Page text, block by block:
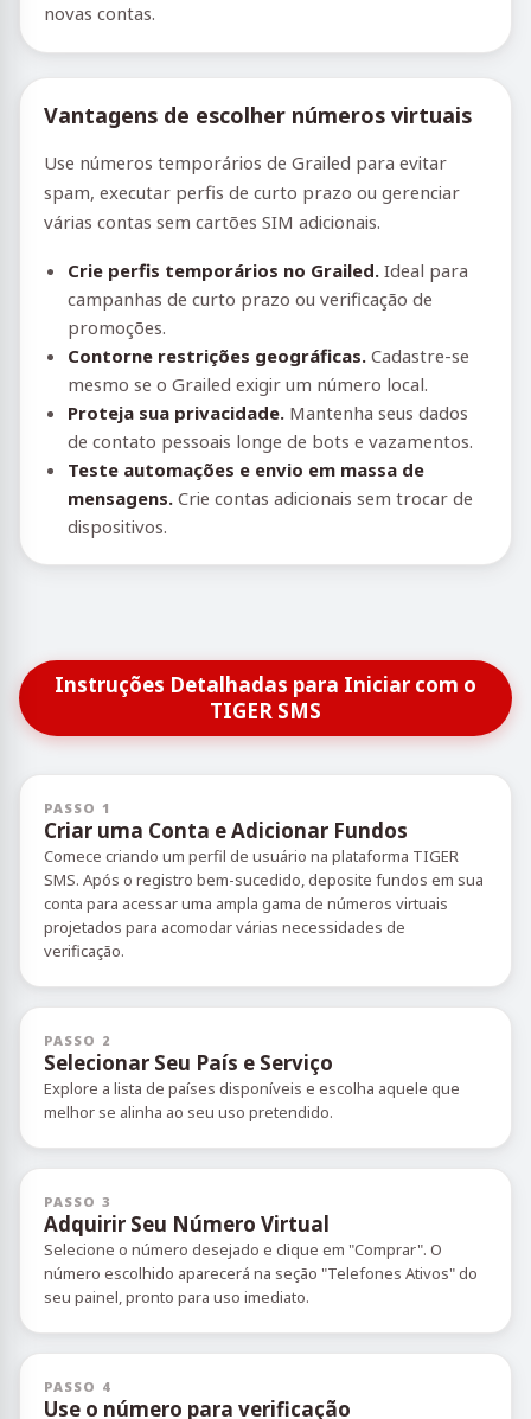
novas contas.
Vantagens de escolher números virtuais
Use números temporários de Grailed para evitar
spam, executar perfis de curto prazo ou gerenciar
várias contas sem cartões SIM adicionais.
Crie perfis temporários no Grailed. Ideal para
campanhas de curto prazo ou verificação de
promoções.
Contorne restrições geográficas. Cadastre-se
mesmo se o Grailed exigir um número local.
Proteja sua privacidade. Mantenha seus dados
de contato pessoais longe de bots e vazamentos.
Teste automações e envio em massa de
mensagens. Crie contas adicionais sem trocar de
dispositivos.
Instruções Detalhadas para Iniciar com o
TIGER SMS
PASSO 1
Criar uma Conta e Adicionar Fundos
Comece criando um perfil de usuário na plataforma TIGER
SMS. Após o registro bem-sucedido, deposite fundos em sua
conta para acessar uma ampla gama de números virtuais
projetados para acomodar várias necessidades de
verificação.
PASSO 2
Selecionar Seu País e Serviço
Explore a lista de países disponíveis e escolha aquele que
melhor se alinha ao seu uso pretendido.
PASSO 3
Adquirir Seu Número Virtual
Selecione o número desejado e clique em "Comprar". O
número escolhido aparecerá na seção "Telefones Ativos" do
seu painel, pronto para uso imediato.
PASSO 4
Use o número para verificação